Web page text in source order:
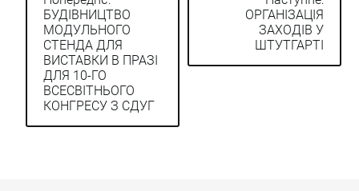
Навігація
записів
БУДІВНИЦТВО
МОДУЛЬНОГО
СТЕНДА ДЛЯ
ВИСТАВКИ В ПРАЗІ
ДЛЯ 10-ГО
ВСЕСВІТНЬОГО
КОНГРЕСУ З СДУГ
ОРГАНІЗАЦІЯ
ЗАХОДІВ У
ШТУТГАРТІ